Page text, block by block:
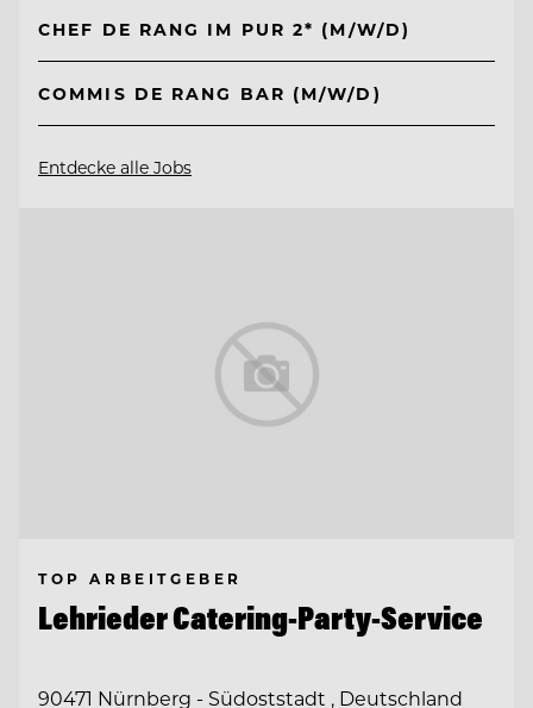
CHEF DE RANG IM PUR 2* (M/W/D)
COMMIS DE RANG BAR (M/W/D)
Entdecke alle Jobs
TOP ARBEITGEBER
Lehrieder Catering-Party-Service
90471 Nürnberg - Südoststadt , Deutschland